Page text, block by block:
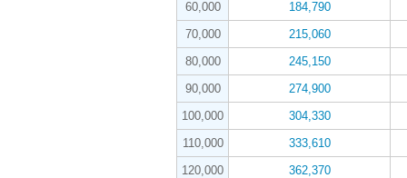
60,000
184,790
70,000
215,060
80,000
245,150
90,000
274,900
100,000
304,330
110,000
333,610
120,000
362,370